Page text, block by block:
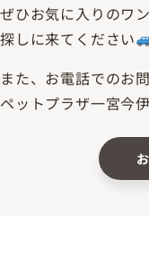
ぜひお気に入りのワ
探しに来てください
また、お電話でのお
ペットプラザ一宮今